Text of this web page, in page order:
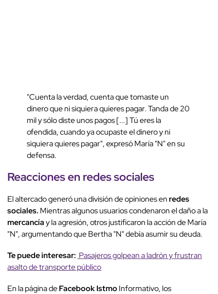
"Cuenta la verdad, cuenta que tomaste un
dinero que ni siquiera quieres pagar. Tanda de 20
mil y sólo diste unos pagos [...] Tú eres la
ofendida, cuando ya ocupaste el dinero y ni
siquiera quieres pagar", expresó María "N" en su
defensa.
Reacciones en redes sociales
El altercado generó una división de opiniones enredes
sociales. Mientras algunos usuarios condenaron el daño a la
mercancíay la agresión, otros justificaron la acción de María
"N", argumentando que Bertha "N" debía asumir su deuda.
Te puede interesar: Pasajeros golpean a ladrón y frustran
asalto de transporte público
En la página deFacebook IstmoInformativo, los